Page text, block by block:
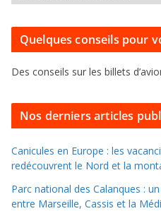
e
s
o
u
o
l
l
e
r
d
Quelques conseils pour
Des conseils sur les billets
Nos derniers articles
Canicules en Europe : les
redécouvrent le Nord et la
Parc national des Calanques :
entre Marseille, Cassis et la